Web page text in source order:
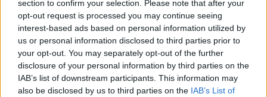
section to confirm your selection. Please note that after your
opt-out request is processed you may continue seeing
interest-based ads based on personal information utilized by
us or personal information disclosed to third parties prior to
your opt-out. You may separately opt-out of the further
disclosure of your personal information by third parties on the
IAB’s list of downstream participants. This information may
also be disclosed by us to third parties on the IAB’s List of